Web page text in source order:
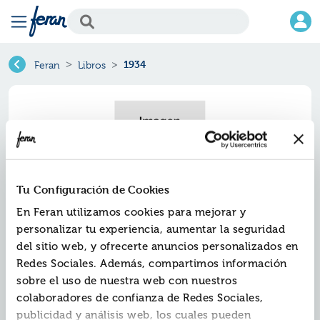
Tu Configuración de Cookies
En Feran utilizamos cookies para mejorar y
personalizar tu experiencia, aumentar la seguridad
del sitio web, y ofrecerte anuncios personalizados en
Redes Sociales. Además, compartimos información
sobre el uso de nuestra web con nuestros
colaboradores de confianza de Redes Sociales,
publicidad y análisis web, los cuales pueden
Feran Libros 1934
1934
Ref.ZAK-6056034
ISBN:9788446056034